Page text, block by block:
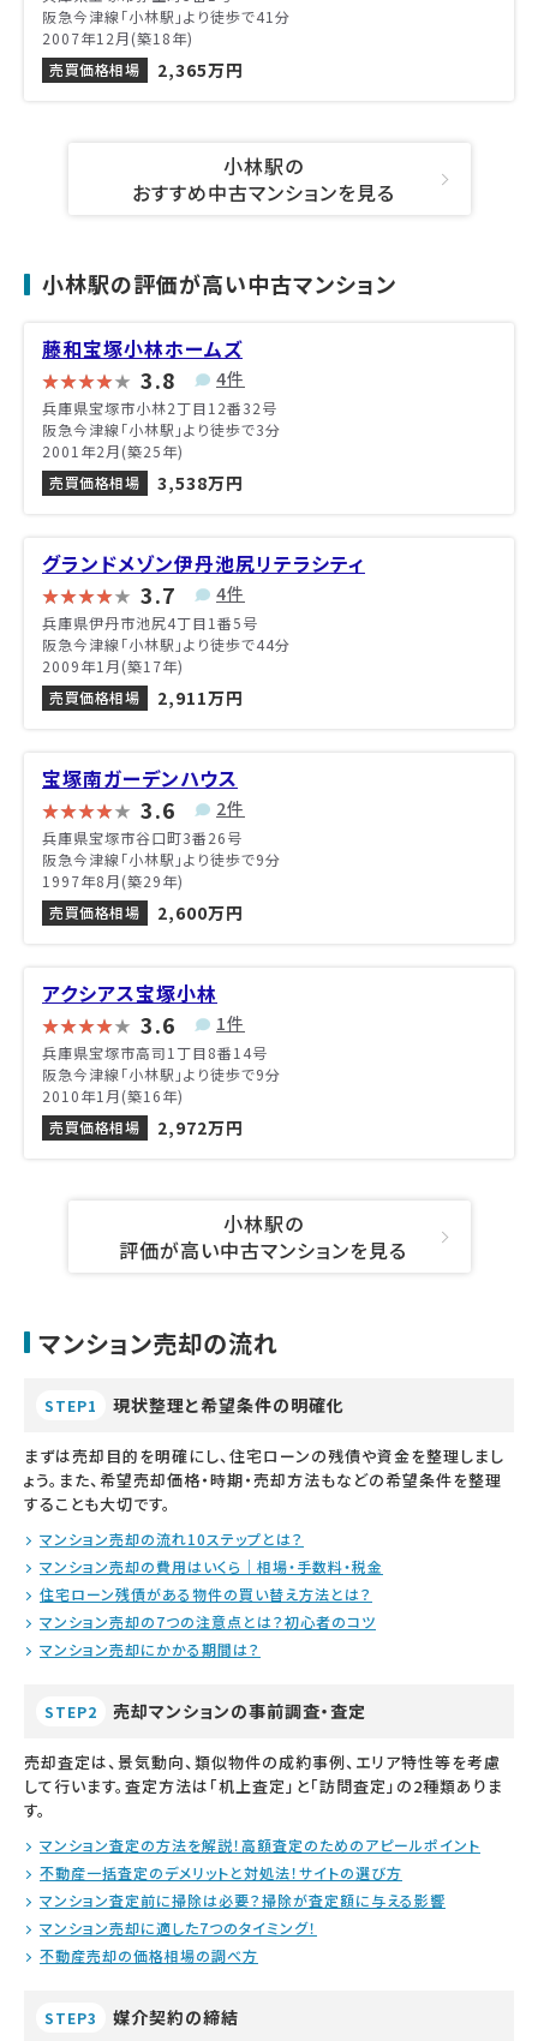
阪急今津線「小林駅」より徒歩で41分
2007年12月(築18年)
売買価格相場
2,365万円
小林駅の
おすすめ中古マンションを見る
小林駅の評価が高い中古マンション
藤和宝塚小林ホームズ
3.8 4件
兵庫県宝塚市小林2丁目12番32号
阪急今津線「小林駅」より徒歩で3分
2001年2月(築25年)
売買価格相場
3,538万円
グランドメゾン伊丹池尻リテラシティ
3.7 4件
兵庫県伊丹市池尻4丁目1番5号
阪急今津線「小林駅」より徒歩で44分
2009年1月(築17年)
売買価格相場
2,911万円
宝塚南ガーデンハウス
3.6 2件
兵庫県宝塚市谷口町3番26号
阪急今津線「小林駅」より徒歩で9分
1997年8月(築29年)
売買価格相場
2,600万円
アクシアス宝塚小林
3.6 1件
兵庫県宝塚市高司1丁目8番14号
阪急今津線「小林駅」より徒歩で9分
2010年1月(築16年)
売買価格相場
2,972万円
小林駅の
評価が高い中古マンションを見る
マンション売却の流れ
STEP1 現状整理と希望条件の明確化
まずは売却目的を明確にし、住宅ローンの残債や資金を整理しまし
ょう。また、希望売却価格・時期・売却方法もなどの希望条件を整理
することも大切です。
マンション売却の流れ10ステップとは？
マンション売却の費用はいくら｜相場・手数料・税金
住宅ローン残債がある物件の買い替え方法とは？
マンション売却の7つの注意点とは？初心者のコツ
マンション売却にかかる期間は？
STEP2 売却マンションの事前調査・査定
売却査定は、景気動向、類似物件の成約事例、エリア特性等を考慮
して行います。査定方法は「机上査定」と「訪問査定」の2種類ありま
す。
マンション査定の方法を解説！高額査定のためのアピールポイント
不動産一括査定のデメリットと対処法！サイトの選び方
マンション査定前に掃除は必要？掃除が査定額に与える影響
マンション売却に適した7つのタイミング！
不動産売却の価格相場の調べ方
STEP3 媒介契約の締結